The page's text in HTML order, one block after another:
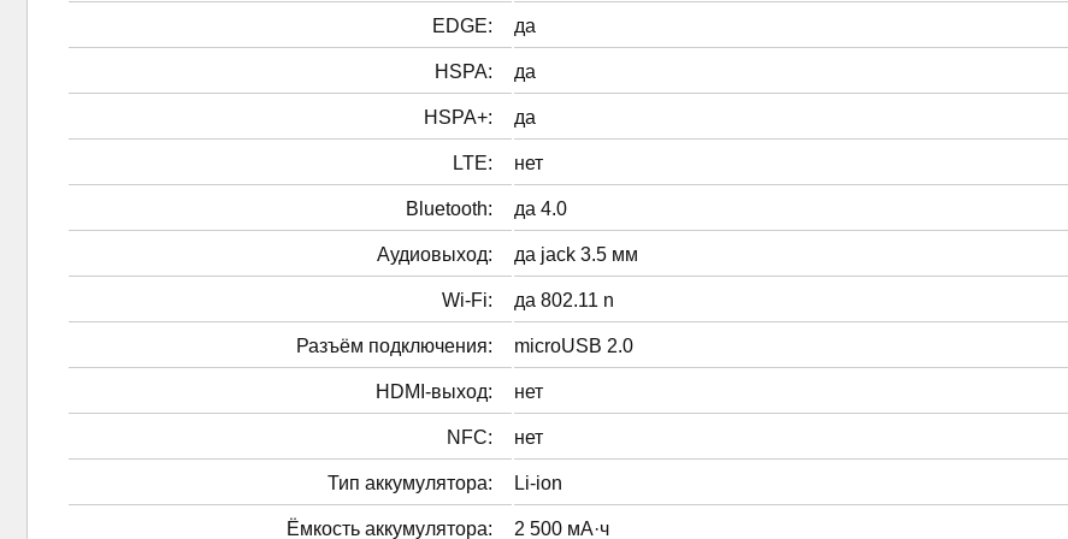
EDGE: да
HSPA: да
HSPA+: да
LTE: нет
Bluetooth: да 4.0
Аудиовыход: да jack 3.5 мм
Wi-Fi: да 802.11 n
Разъём подключения: microUSB 2.0
HDMI-выход: нет
NFC: нет
Тип аккумулятора: Li-ion
Ёмкость аккумулятора: 2 500 мА·ч